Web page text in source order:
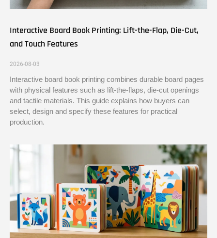
Interactive Board Book Printing: Lift-the-Flap, Die-Cut,
and Touch Features
2026-08-03
Interactive board book printing combines durable board pages
with physical features such as lift-the-flaps, die-cut openings
and tactile materials. This guide explains how buyers can
select, design and specify these features for practical
production.